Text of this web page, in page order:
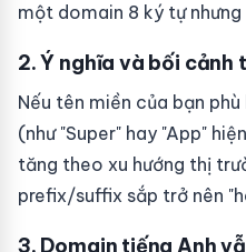
một domain 8 ký tự nhưng
2. Ý nghĩa và bối
Nếu tên miền của bạn
(như "Super" hay "App"
tăng theo xu hướng thị
prefix/suffix sắp trở nên
3. Domain tiếng Anh